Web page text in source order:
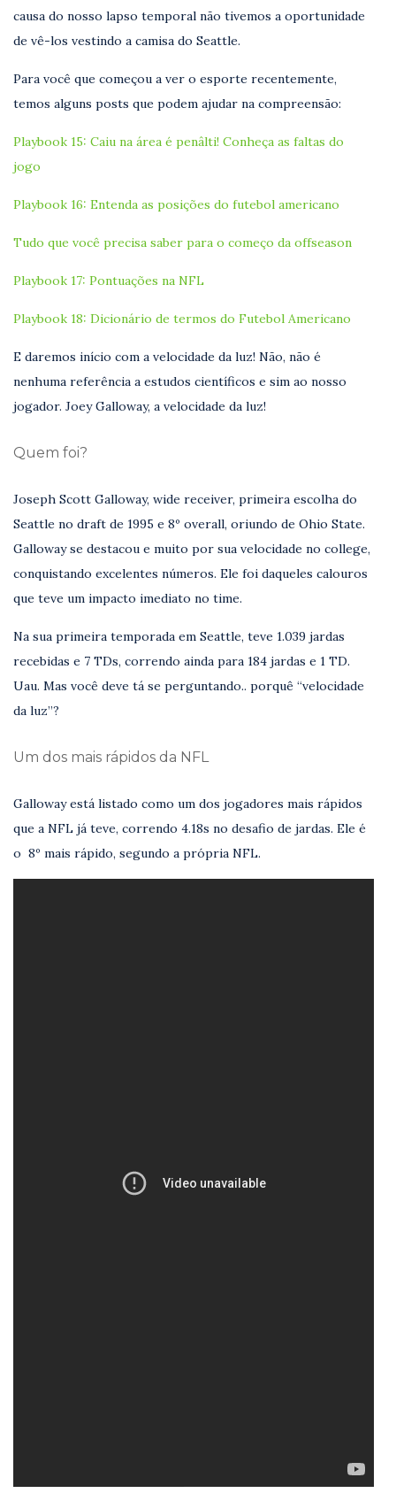
causa do nosso lapso temporal não tivemos a oportunidade
de vê-los vestindo a camisa do Seattle.
Para você que começou a ver o esporte recentemente,
temos alguns posts que podem ajudar na compreensão:
Playbook 15: Caiu na área é penâlti! Conheça as faltas do
jogo
Playbook 16: Entenda as posições do futebol americano
Tudo que você precisa saber para o começo da offseason
Playbook 17: Pontuações na NFL
Playbook 18: Dicionário de termos do Futebol Americano
E daremos início com a velocidade da luz! Não, não é
nenhuma referência a estudos científicos e sim ao nosso
jogador. Joey Galloway, a velocidade da luz!
Quem foi?
Joseph Scott Galloway, wide receiver, primeira escolha do
Seattle no draft de 1995 e 8º overall, oriundo de Ohio State.
Galloway se destacou e muito por sua velocidade no college,
conquistando excelentes números. Ele foi daqueles calouros
que teve um impacto imediato no time.
Na sua primeira temporada em Seattle, teve 1.039 jardas
recebidas e 7 TDs, correndo ainda para 184 jardas e 1 TD.
Uau. Mas você deve tá se perguntando.. porquê “velocidade
da luz”?
Um dos mais rápidos da NFL
Galloway está listado como um dos jogadores mais rápidos
que a NFL já teve, correndo 4.18s no desafio de jardas. Ele é
o 8º mais rápido, segundo a própria NFL.